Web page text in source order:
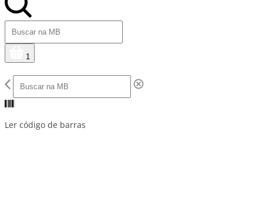
1
Ler código de barras